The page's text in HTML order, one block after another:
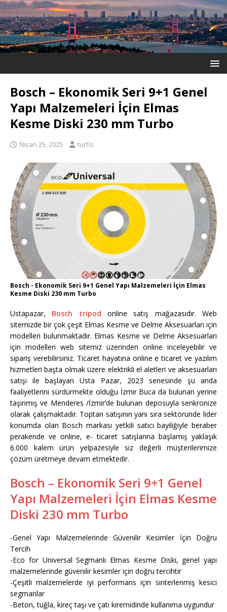
Bosch – Ekonomik Seri 9+1 Genel
Yapı Malzemeleri İçin Elmas
Kesme Diski 230 mm Turbo
Nisan 25, 2025 turfis
Bosch - Ekonomik Seri 9+1 Genel Yapı Malzemeleri İçin Elmas
Kesme Diski 230 mm Turbo
Ustapazar, Bosch tripod online satış mağazasıdır. Web
sitemizde bir çok çeşit Elmas Kesme ve Delme Aksesuarları için
modelleri bulunmaktadır. Elmas Kesme ve Delme Aksesuarları
için modelleri web sitemiz üzerinden online inceleyebilir ve
sipariş verebilirsiniz. Ticaret hayatına online e ticaret ve yazılım
hizmetleri başta olmak üzere elektrikli el aletleri ve aksesuarları
satışı ile başlayan Usta Pazar, 2023 senesinde şu anda
faaliyetlerini sürdürmekte olduğu İzmir Buca da bulunan yerine
taşınmış ve Menderes /İzmir’de bulunan deposuyla senkronize
olarak çalışmaktadır. Toptan satışının yanı sıra sektöründe lider
konumda olan Bosch markası yetkili satıcı bayiliğiyle beraber
perakende ve online, e- ticaret satışlarına başlamış yaklaşık
6.000 kalem ürün yelpazesiyle siz değerli müşterilerimize
çözüm üretmeye devam etmektedir.
Bosch – Ekonomik Seri 9+1 Genel
Yapı Malzemeleri İçin Elmas Kesme
Diski 230 mm Turbo
-Genel Yapı Malzemelerinde Güvenilir Kesimler İçin Doğru
Tercih
-Eco for Universal Segmanlı Elmas Kesme Diski, genel yapı
malzemelerinde güvenilir kesimler için doğru tercihtir
-Çeşitli malzemelerde iyi performans için sinterlenmiş kesici
segmanlar
-Beton, tuğla, kireç taşı ve çatı kiremidinde kullanıma uygundur